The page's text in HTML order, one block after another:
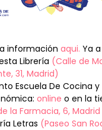
información aqui. Ya
Librería (Calle de
31, Madrid)
Escuela De Cocina y
online o en la
la Farmacia, 6, Madrid
Letras (Paseo San